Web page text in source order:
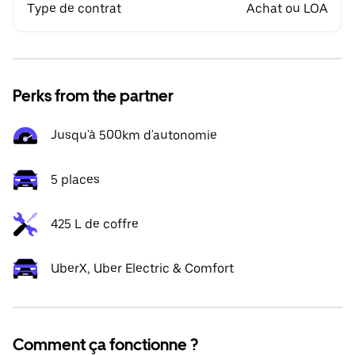
Type de contrat Achat ou LOA
Perks from the partner
Jusqu'à 500km d'autonomie
5 places
425 L de coffre
UberX, Uber Electric & Comfort
Comment ça fonctionne ?